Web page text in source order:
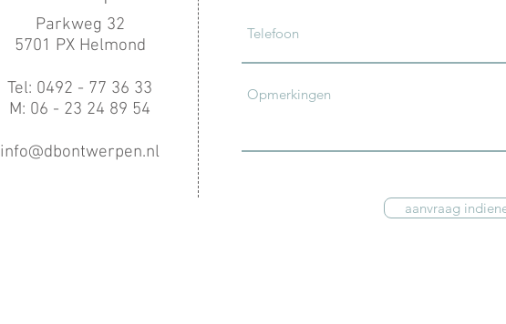
aanvraag
Parkweg 32
5701 PX Helmond
Tel: 0492 - 77 36 33
M: 06 - 23 24 89 54
info@dbontwerpen.nl